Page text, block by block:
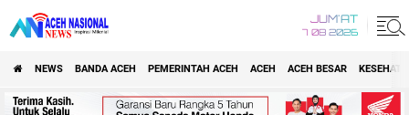
JUM'AT
7 08 2026
NEWS BANDA ACEH PEMERINTAH ACEH ACEH ACEH BESAR